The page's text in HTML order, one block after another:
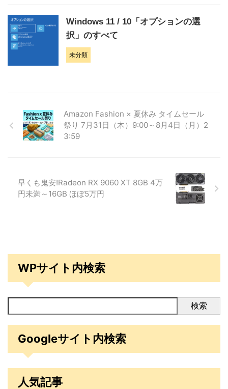
Windows 11 / 10「オプションの選
択」のすべて
未分類
Amazon Fashion × 夏休み タイムセール
祭り 7月31日（木）9:00～8月4日（月）2
3:59
早くも鬼安!Radeon RX 9060 XT 8GB 4万
円未満～16GB ほぼ5万円
WPサイト内検索
検索
Googleサイト内検索
人気記事